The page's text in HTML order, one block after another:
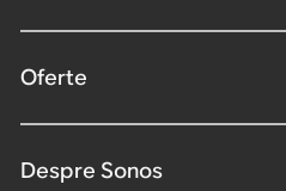
Oferte
Despre Sonos